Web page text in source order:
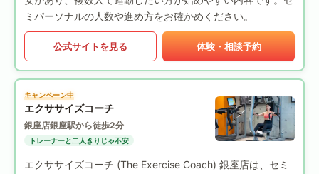
ミパーソナルの人数や進め方をお確かめください。
公式サイトを見る 体験・相談予約
キャンペーン中
エクササイズコーチ
銀座店銀座駅から徒歩2分
トレーナーと二人きりじゃ不安
エクササイズコーチ (The Exercise Coach) 銀座店は、セミ